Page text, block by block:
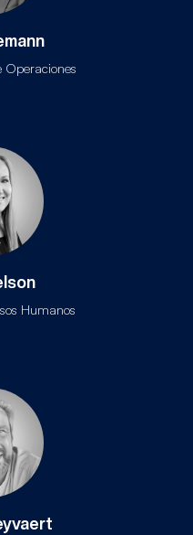
Operaciones
Humanos